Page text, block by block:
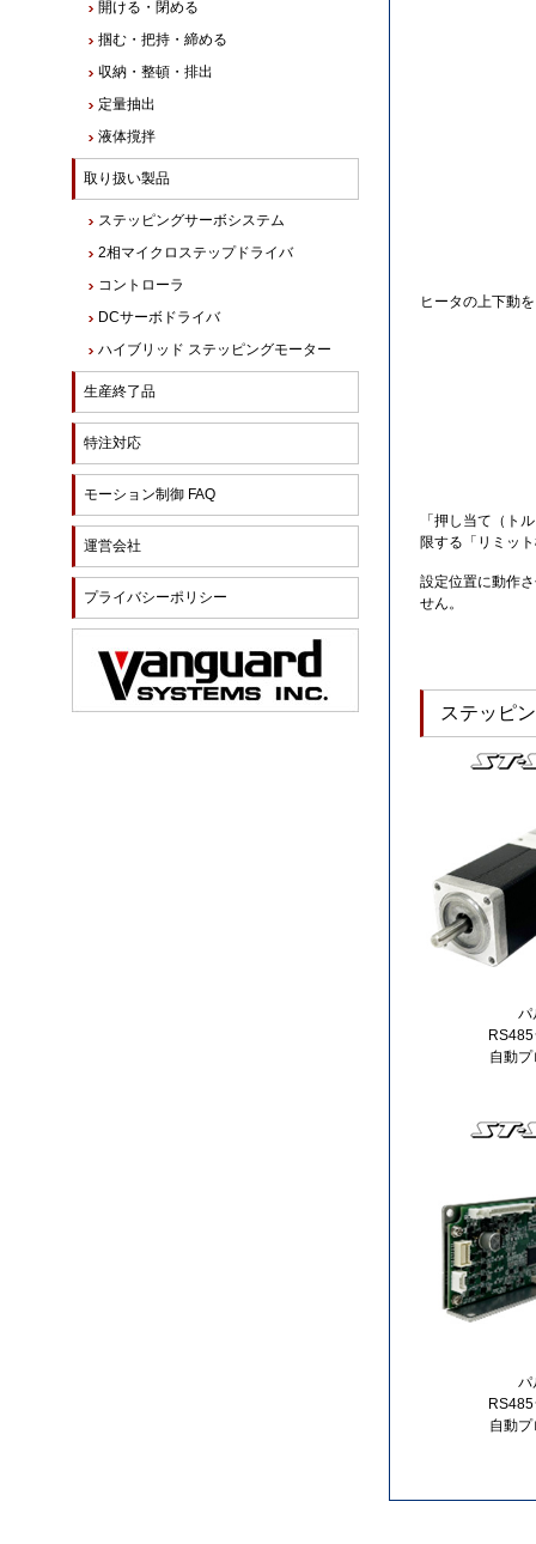
ヒータの上下動
「押し当て（ト
限する「リミッ
設定位置に動作
せん。
ステッピ
パ
自動
パ
自動
開ける・閉める
掴む・把持・締める
収納・整頓・排出
定量抽出
液体撹拌
取り扱い製品
ステッピングサーボシステム
2相マイクロステップドライバ
コントローラ
DCサーボドライバ
ハイブリッド ステッピングモーター
生産終了品
特注対応
モーション制御 FAQ
運営会社
プライバシーポリシー